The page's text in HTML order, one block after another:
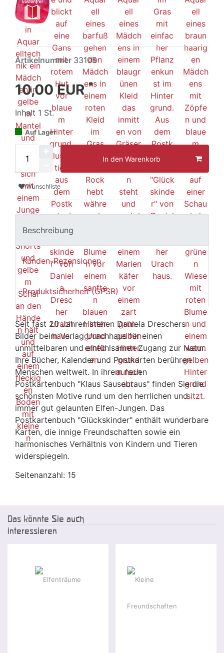
Artikelnummer 33105
10,00 EUR*
Inhalt 1 St.
Auf Lager
In den Warenkorb
Wunschliste
Beschreibung
Kunden-Rezensionen
Produktsicherheit (GPSR)
Seit fast 20 Jahren stehen Daniela Dreschers
Bilder beim Verlag Urachhaus für einen
unmittelbaren und einfühlsamen Zugang zur Natur.
Ihre Bücher, Kalender und Postkarten berühren
Menschen weltweit. In ihrem neuen
Postkartenbuch "Klaus Sausebraus" finden Sie die
schönsten Motive rund um den herrlichen und
immer gut gelaunten Elfen-Jungen. Das
Postkartenbuch "Glückskinder" enthält wunderbare
Karten, die innige Freundschaften sowie ein
harmonisches Verhältnis von Kindern und Tieren
widerspiegeln.
Seitenanzahl: 15
Das könnte Sie auch
interessieren